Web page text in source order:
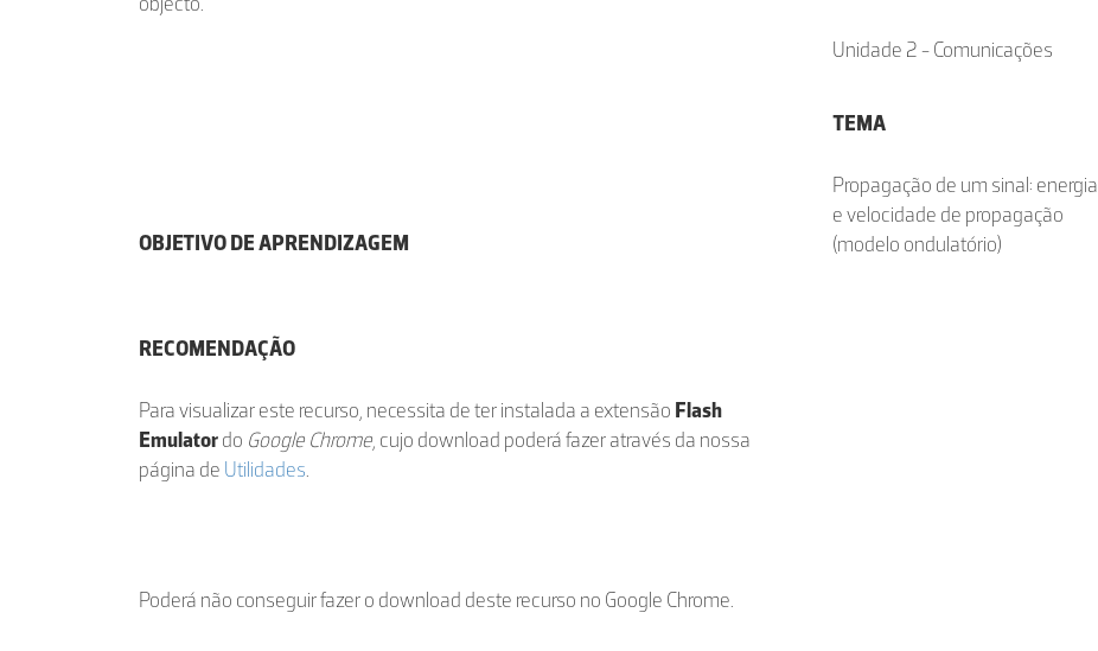
OBJETIVO DE APRENDIZAGEM
RECOMENDAÇÃO
Para visualizar este recurso, necessita de ter instalada a extensão Flash
Emulatordo Google Chrome, cujo download poderá fazer através da nossa
página de Utilidades.
Poderá não conseguir fazer o download deste recurso no Google Chrome.
Unidade 2 - Comunicações
TEMA
Propagação de um sinal: energia
e velocidade de propagação
(modelo ondulatório)